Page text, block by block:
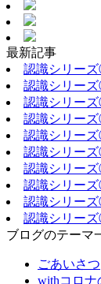
最新記事
認識シリー
認識シリー
認識シリー
認識シリー
認識シリー
認識シリー
認識シリー
認識シリー
認識シリー
認識シリー
ブログのテーマ
ごあいさつ
withコロナ